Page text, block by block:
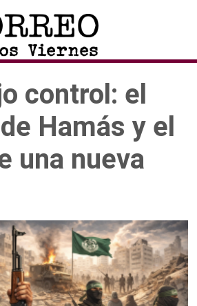
control: el
Hamás y el
una nueva